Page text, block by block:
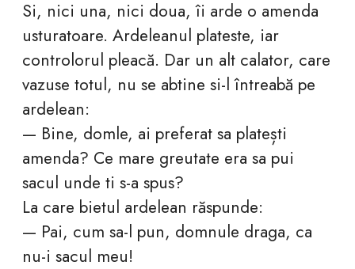
Si, nici una, nici doua, îi arde o amenda
usturatoare. Ardeleanul plateste, iar
controlorul pleacă. Dar un alt calator, care
vazuse totul, nu se abtine si-l întreabă pe
ardelean:
— Bine, domle, ai preferat sa platești
amenda? Ce mare greutate era sa pui
sacul unde ti s-a spus?
La care bietul ardelean răspunde:
— Pai, cum sa-l pun, domnule draga, ca
nu-i sacul meu!